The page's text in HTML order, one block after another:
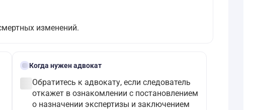
изменений.
gavelКогда нужен адвокат
Обратитесь к адвокату, если следователь
откажет в ознакомлении с постановлением
о назначении экспертизы и заключением